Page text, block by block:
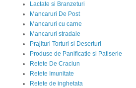
Lactate si Branzeturi
Mancaruri De Post
Mancaruri cu carne
Mancaruri stradale
Prajituri Torturi si Deserturi
Produse de Panificatie si Patiserie
Retete De Craciun
Retete Imunitate
Retete de inghetata